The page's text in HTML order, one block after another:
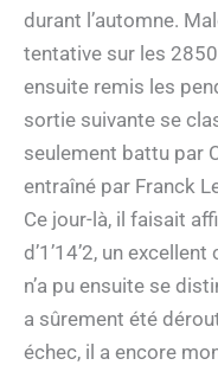
durant l’automne.
tentative sur les
ensuite remis les
sortie suivante se
seulement battu par
entraîné par Franck
Ce jour-là, il faisait
d’1’14’2, un
n’a pu ensuite se
a sûrement été
échec, il a encore